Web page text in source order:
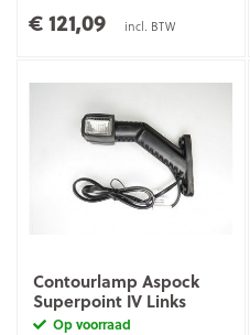
€ 121,09 incl. BTW
Contourlamp Aspock
Superpoint IV Links
Op voorraad